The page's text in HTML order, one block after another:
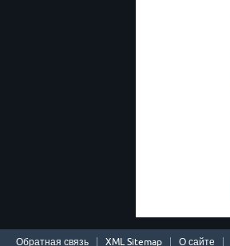
Обратная связь XML Sitemap О сайте